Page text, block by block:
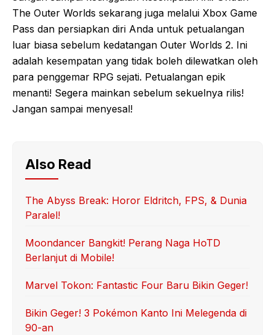
The Outer Worlds sekarang juga melalui Xbox Game
Pass dan persiapkan diri Anda untuk petualangan
luar biasa sebelum kedatangan Outer Worlds 2. Ini
adalah kesempatan yang tidak boleh dilewatkan oleh
para penggemar RPG sejati. Petualangan epik
menanti! Segera mainkan sebelum sekuelnya rilis!
Jangan sampai menyesal!
Also Read
The Abyss Break: Horor Eldritch, FPS, & Dunia
Paralel!
Moondancer Bangkit! Perang Naga HoTD
Berlanjut di Mobile!
Marvel Tokon: Fantastic Four Baru Bikin Geger!
Bikin Geger! 3 Pokémon Kanto Ini Melegenda di
90-an